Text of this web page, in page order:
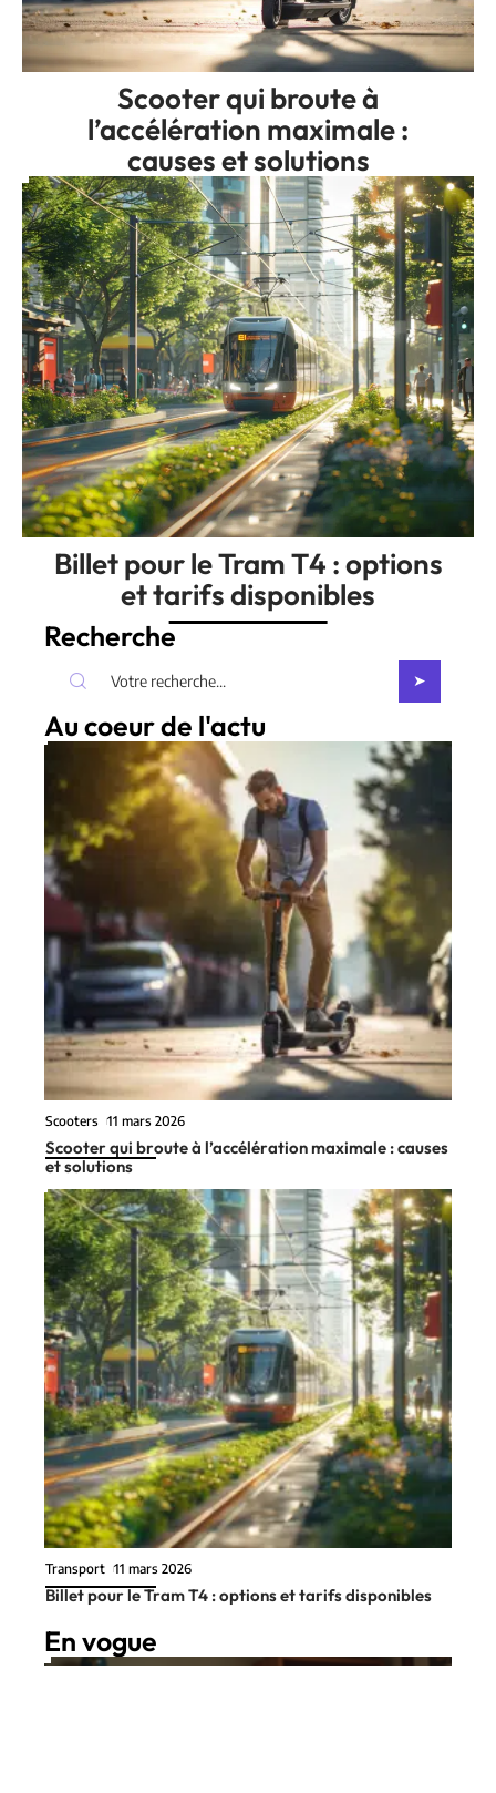
Scooter qui broute à
l’accélération maximale :
causes et solutions
Billet pour le Tram T4 : options
et tarifs disponibles
Recherche
Au coeur de l'actu
Scooters 11 mars 2026
Scooter qui broute à l’accélération maximale : causes
et solutions
Transport 11 mars 2026
Billet pour le Tram T4 : options et tarifs disponibles
En vogue